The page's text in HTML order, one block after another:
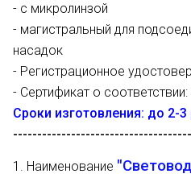
- с микролинзой
- магистральный для
насадок
- Регистрационное
- Сертификат о соответствии:
Сроки изготовления: до 2-3
-------------------------------------
1. Наименование